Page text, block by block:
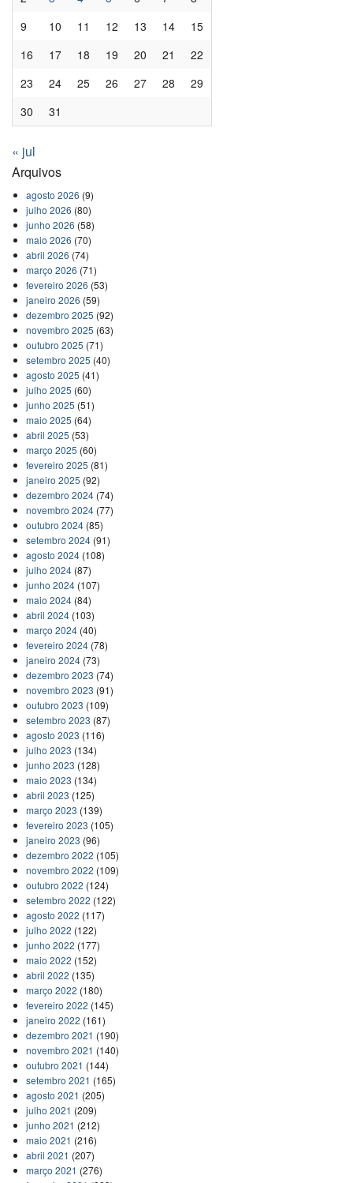
9
10 11 12 13 14
15
16
17 18 19 20 21
22
23
24 25 26 27 28
29
30
31
« jul
Arquivos
agosto 2026 (9)
julho 2026 (80)
junho 2026 (58)
maio 2026 (70)
abril 2026 (74)
março 2026 (71)
fevereiro 2026 (53)
janeiro 2026 (59)
dezembro 2025 (92)
novembro 2025 (63)
outubro 2025 (71)
setembro 2025 (40)
agosto 2025 (41)
julho 2025 (60)
junho 2025 (51)
maio 2025 (64)
abril 2025 (53)
março 2025 (60)
fevereiro 2025 (81)
janeiro 2025 (92)
dezembro 2024(74)
novembro 2024(77)
outubro 2024(85)
setembro 2024(91)
agosto 2024(108)
julho 2024(87)
junho 2024(107)
maio 2024(84)
abril 2024(103)
março 2024(40)
fevereiro 2024(78)
janeiro 2024(73)
dezembro 2023 (74)
novembro 2023 (91)
outubro 2023 (109)
setembro 2023 (87)
agosto 2023 (116)
julho 2023 (134)
junho 2023 (128)
maio 2023 (134)
abril 2023 (125)
março 2023 (139)
fevereiro 2023 (105)
janeiro 2023 (96)
dezembro 2022 (105)
novembro 2022 (109)
outubro 2022 (124)
setembro 2022 (122)
agosto 2022 (117)
julho 2022 (122)
junho 2022 (177)
maio 2022 (152)
abril 2022 (135)
março 2022 (180)
fevereiro 2022 (145)
janeiro 2022 (161)
dezembro 2021 (190)
novembro 2021 (140)
outubro 2021 (144)
setembro 2021 (165)
agosto 2021 (205)
julho 2021 (209)
junho 2021 (212)
maio 2021 (216)
abril 2021 (207)
março 2021 (276)